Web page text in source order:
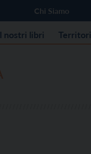
Chi Siamo
I nostri libri Territori